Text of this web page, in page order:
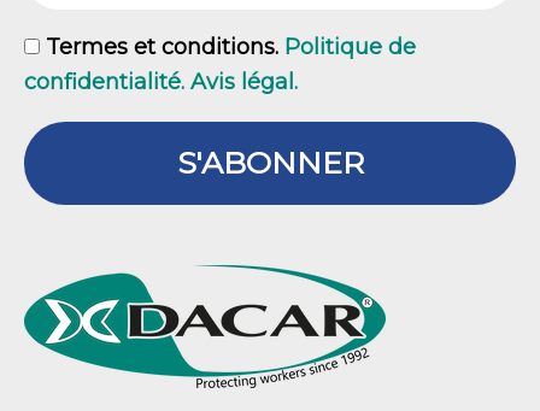
GDPR
Termes et conditions. Politique de
confidentialité. Avis légal.
S'ABONNER